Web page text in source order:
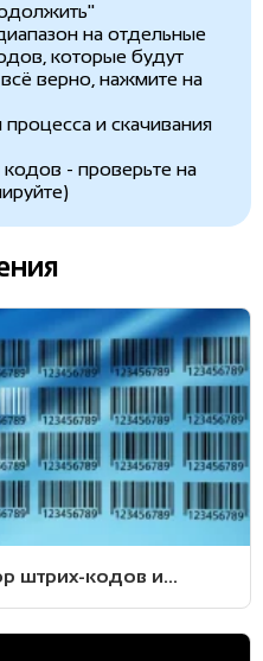
на отдельные
которые будут
верно, нажмите на
и скачивания
- проверьте на
штрих-кодов и...